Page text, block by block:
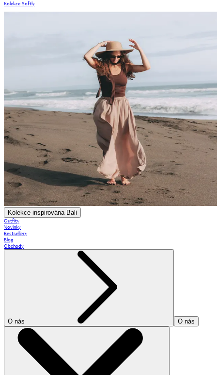
Kolekce Softly
Kolekce inspirována Bali
Outfity
Novinky
Bestsellery
Blog
Obchody
O nás O nás